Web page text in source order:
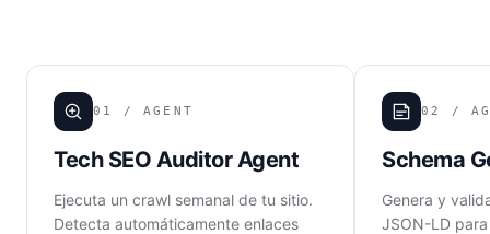
01 / AGENT
Tech SEO Auditor Agent
Ejecuta un crawl semanal de tu sitio.
Detecta automáticamente enlaces
02 /
Schema
Genera y
JSON-LD